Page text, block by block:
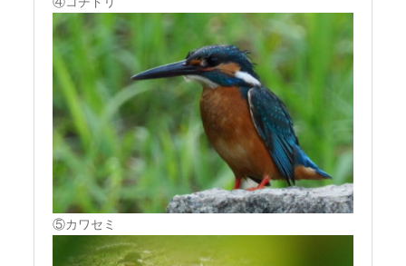
⑤カワセミ